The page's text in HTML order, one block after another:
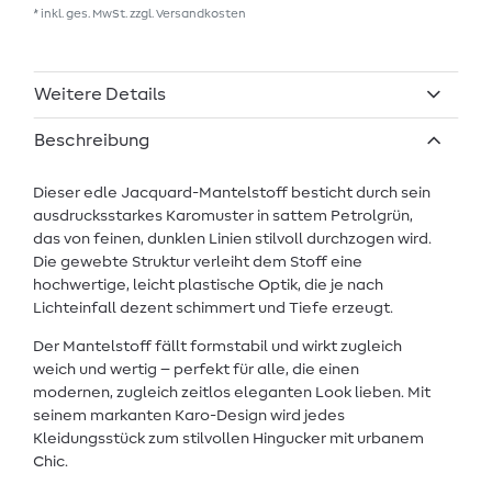
* inkl. ges. MwSt. zzgl. Versandkosten
Weitere Details
Beschreibung
Dieser edle Jacquard-Mantelstoff besticht durch sein
ausdrucksstarkes Karomuster in sattem Petrolgrün,
das von feinen, dunklen Linien stilvoll durchzogen wird.
Die gewebte Struktur verleiht dem Stoff eine
hochwertige, leicht plastische Optik, die je nach
Lichteinfall dezent schimmert und Tiefe erzeugt.
Der Mantelstoff fällt formstabil und wirkt zugleich
weich und wertig – perfekt für alle, die einen
modernen, zugleich zeitlos eleganten Look lieben. Mit
seinem markanten Karo-Design wird jedes
Kleidungsstück zum stilvollen Hingucker mit urbanem
Chic.